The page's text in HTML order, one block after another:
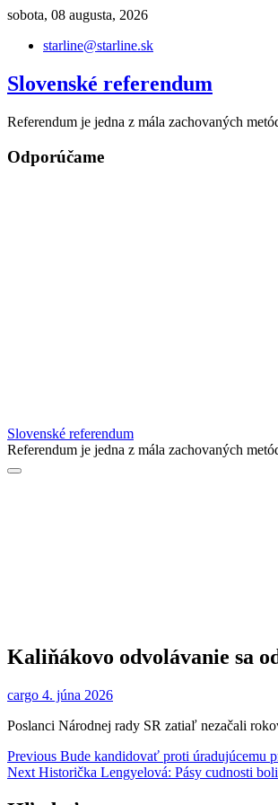
Skip
content
sobota, 08 augusta, 2026
starline@starline.sk
Slovenské referendum
Referendum je jedna z mála zachovaných
Odporúčame
Slovenské referendum
Referendum je jedna z mála zachovaných
Kaliňákovo odvolávanie sa
cargo 4. júna 2026
Poslanci Národnej rady SR zatiaľ nezačali
Navigácia
v
Previous Previous
post:
Bude kandidovať proti úradujúcemu
Next Next
Historička Lengyelová: Pásy cudnosti